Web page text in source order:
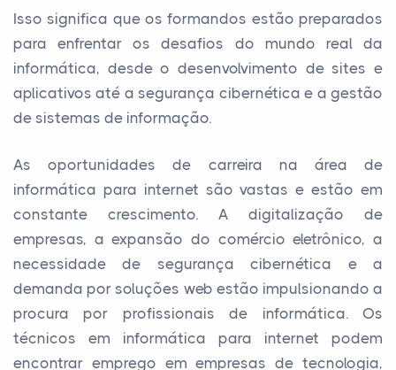
Isso significa que os formandos estão preparados
para enfrentar os desafios do mundo real da
informática, desde o desenvolvimento de sites e
aplicativos até a segurança cibernética e a gestão
de sistemas de informação.
As oportunidades de carreira na área de
informática para internet são vastas e estão em
constante crescimento. A digitalização de
empresas, a expansão do comércio eletrônico, a
necessidade de segurança cibernética e a
demanda por soluções web estão impulsionando a
procura por profissionais de informática. Os
técnicos em informática para internet podem
encontrar emprego em empresas de tecnologia,